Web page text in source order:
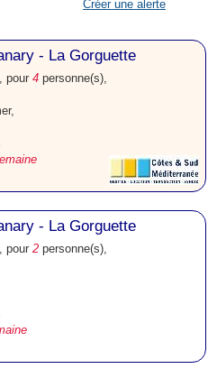
Créer une alerte
- La Gorguette
pour 4 personne(s),
- La Gorguette
pour 2 personne(s),